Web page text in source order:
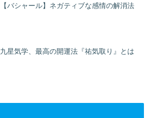
【バシャール】ネガティブな感情の解消法
九星気学、最高の開運法『祐気取り』とは